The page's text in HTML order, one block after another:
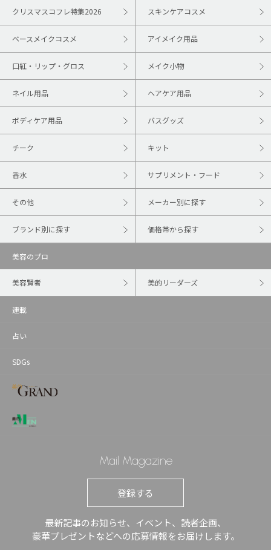
クリスマスコフレ特集2026 スキンケアコスメ
ベースメイクコスメ アイメイク用品
口紅・リップ・グロス メイク小物
ネイル用品 ヘアケア用品
ボディケア用品 バスグッズ
チーク キット
香水 サプリメント・フード
その他 メーカー別に探す
ブランド別に探す 価格帯から探す
美容のプロ
美容賢者 美的リーダーズ
連載
占い
SDGs
Mail Magazine
登録する
最新記事のお知らせ、イベント、読者企画、
豪華プレゼントなどへの応募情報をお届けします。